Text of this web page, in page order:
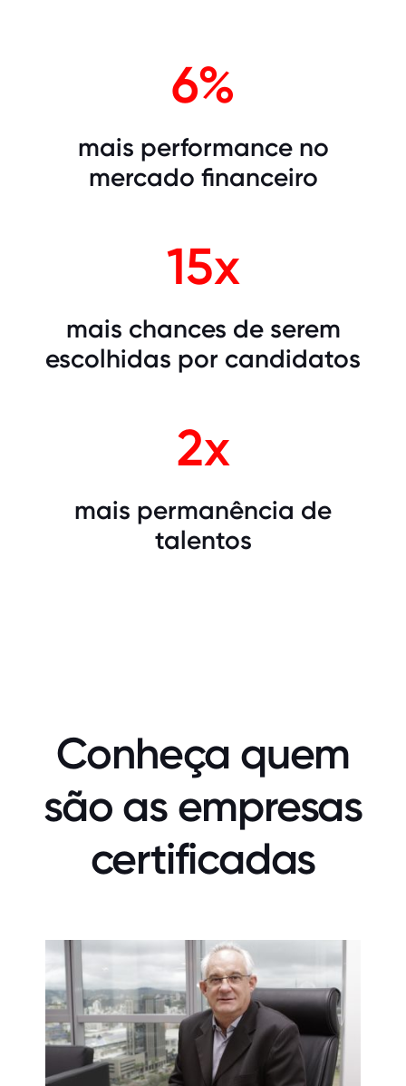
6%
mais performance no
mercado financeiro
15x
mais chances de serem
escolhidas por candidatos
2x
mais permanência de
talentos
Conheça quem
são as empresas
certificadas